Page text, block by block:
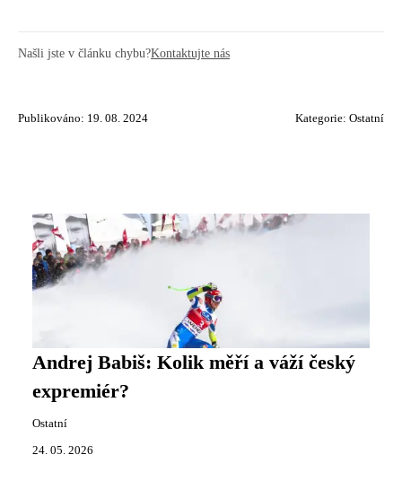
Našli jste v článku chybu?Kontaktujte nás
Publikováno: 19. 08. 2024 Kategorie: Ostatní
Andrej Babiš: Kolik měří a váží český
expremiér?
Ostatní
24. 05. 2026